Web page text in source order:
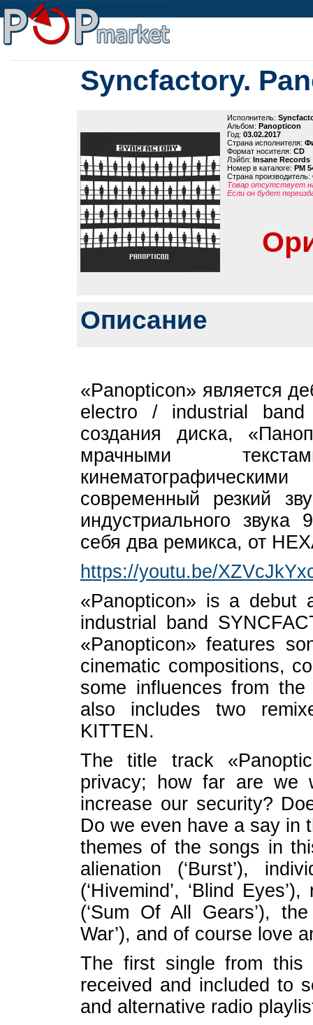
Syncfactory.
Исполнитель:
Альбом: Panopticon
Год: 03.02.2017
Страна исполнителя:
Формат носителя: CD
Лэйбл: Insane Records
Номер в каталоге: PM
Страна производитель:
Товар отсутствует
Если он будет
Описание
«Panopticon» является
electro / industrial band
создания диска,
мрачными
современный резкий
индустриального
себя два ремикса, от
https://youtu.be/
«Panopticon» is a debut
industrial band
«Panopticon» features
cinematic compositions,
some influences from
also includes two
KITTEN.
The title track
privacy; how far are we
increase our security?
Do we even have a say in
themes of the songs in
alienation (‘Burst’),
(‘Hivemind’, ‘Blind
(‘Sum Of All Gears’),
War’), and of course love
The first single from this
received and included to
and alternative radio